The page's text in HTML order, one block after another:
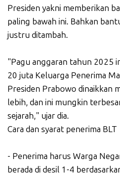
Presiden yakni memberikan
paling bawah ini. Bahkan
justru ditambah.
"Pagu anggaran tahun 2025
20 juta Keluarga Penerima
Presiden Prabowo dinaikkan
lebih, dan ini mungkin
sejarah," ujar dia.
Cara dan syarat penerima BLT
- Penerima harus Warga
berada di desil 1-4